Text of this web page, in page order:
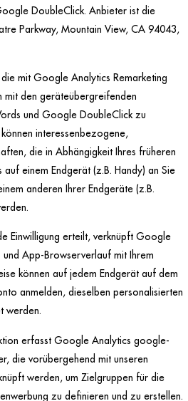
DoubleClick. Anbieter ist die
Parkway, Mountain View, CA 94043,
mit Google Analytics Remarketing
mit den geräteübergreifenden
und Google DoubleClick zu
interessenbezogene,
die in Abhängigkeit Ihres früheren
einem Endgerät (z.B. Handy) an Sie
anderen Ihrer Endgeräte (z.B.
Einwilligung erteilt, verknüpft Google
App-Browserverlauf mit Ihrem
können auf jedem Endgerät auf dem
anmelden, dieselben personalisierten
werden.
erfasst Google Analytics google-
die vorübergehend mit unseren
werden, um Zielgruppen für die
zu definieren und zu erstellen.